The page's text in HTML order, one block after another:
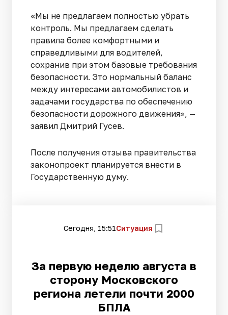
«Мы не предлагаем полностью убрать
контроль. Мы предлагаем сделать
правила более комфортными и
справедливыми для водителей,
сохранив при этом базовые требования
безопасности. Это нормальный баланс
между интересами автомобилистов и
задачами государства по обеспечению
безопасности дорожного движения», —
заявил Дмитрий Гусев.
После получения отзыва правительства
законопроект планируется внести в
Государственную думу.
Сегодня, 15:51Ситуация
За первую неделю августа в
сторону Московского
региона летели почти 2000
БПЛА